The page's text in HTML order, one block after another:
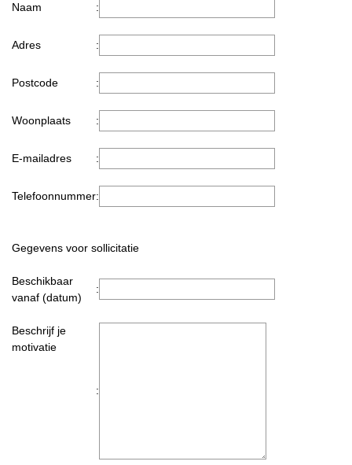
Naam :
Adres :
Postcode :
Woonplaats :
E-mailadres :
Telefoonnummer:
Gegevens voor sollicitatie
Beschikbaar
vanaf (datum)
:
Beschrijf je
motivatie
: